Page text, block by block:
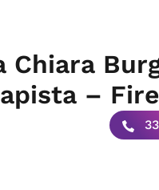
Chiara
–